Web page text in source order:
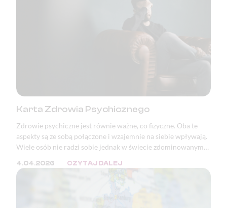
Karta Zdrowia Psychicznego
Zdrowie psychiczne jest równie ważne, co fizyczne. Oba te
aspekty są ze sobą połączone i wzajemnie na siebie wpływają.
Wiele osób nie radzi sobie jednak w świecie zdominowanym
tym w Polsce, zaburzenia psychiczne znajdują się w ścisłej
4.04.2026 CZYTAJ DALEJ